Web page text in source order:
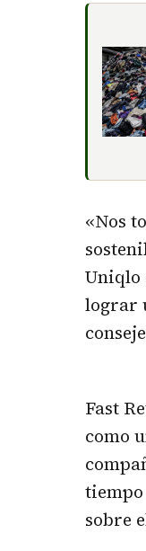
«Nos
Uniqlo
lograr
Fast
como
sobre